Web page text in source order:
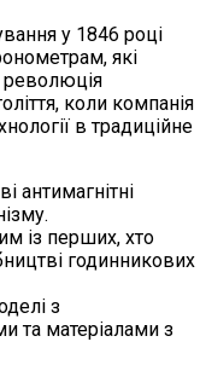
у 1846 році
які
коли компанія
в традиційне
антимагнітні
із перших, хто
годинникових
з
та матеріалами з